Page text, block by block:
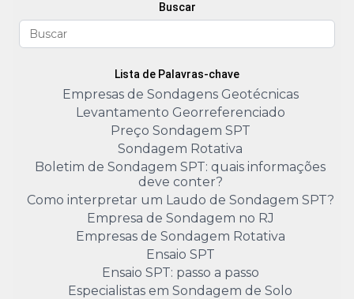
Buscar
Lista de Palavras-chave
Empresas de Sondagens Geotécnicas
Levantamento Georreferenciado
Preço Sondagem SPT
Sondagem Rotativa
Boletim de Sondagem SPT: quais informações
deve conter?
Como interpretar um Laudo de Sondagem SPT?
Empresa de Sondagem no RJ
Empresas de Sondagem Rotativa
Ensaio SPT
Ensaio SPT: passo a passo
Especialistas em Sondagem de Solo